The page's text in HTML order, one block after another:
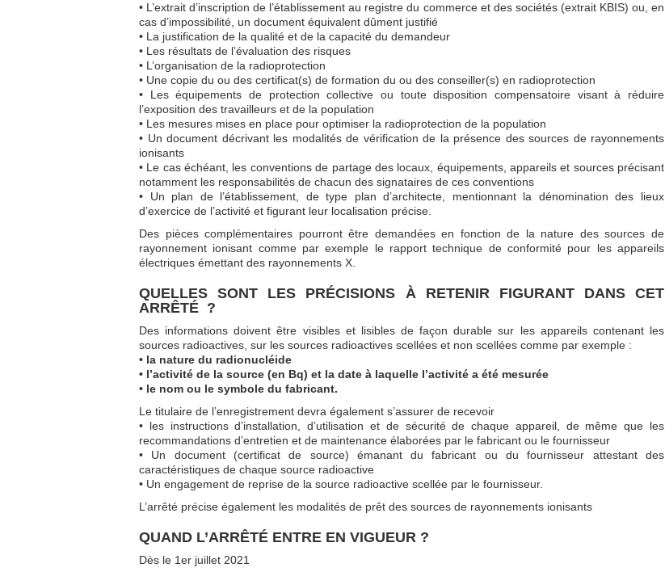
• L’extrait d’inscription de l’établissement au registre du commerce et des sociétés (extrait KBIS) ou, en
cas d’impossibilité, un document équivalent dûment justifié
• La justification de la qualité et de la capacité du demandeur
• Les résultats de l’évaluation des risques
• L’organisation de la radioprotection
• Une copie du ou des certificat(s) de formation du ou des conseiller(s) en radioprotection
• Les équipements de protection collective ou toute disposition compensatoire visant à réduire
l’exposition des travailleurs et de la population
• Les mesures mises en place pour optimiser la radioprotection de la population
• Un document décrivant les modalités de vérification de la présence des sources de rayonnements
ionisants
• Le cas échéant, les conventions de partage des locaux, équipements, appareils et sources précisant
notamment les responsabilités de chacun des signataires de ces conventions
• Un plan de l’établissement, de type plan d’architecte, mentionnant la dénomination des lieux
d’exercice de l’activité et figurant leur localisation précise.
Des pièces complémentaires pourront être demandées en fonction de la nature des sources de
rayonnement ionisant comme par exemple le rapport technique de conformité pour les appareils
électriques émettant des rayonnements X.
QUELLES SONT LES PRÉCISIONS À RETENIR FIGURANT DANS CET
ARRÊTÉ ?
Des informations doivent être visibles et lisibles de façon durable sur les appareils contenant les
sources radioactives, sur les sources radioactives scellées et non scellées comme par exemple :
• la nature du radionucléide
• l’activité de la source (en Bq) et la date à laquelle l’activité a été mesurée
• le nom ou le symbole du fabricant.
Le titulaire de l’enregistrement devra également s’assurer de recevoir
• les instructions d’installation, d’utilisation et de sécurité de chaque appareil, de même que les
recommandations d’entretien et de maintenance élaborées par le fabricant ou le fournisseur
• Un document (certificat de source) émanant du fabricant ou du fournisseur attestant des
caractéristiques de chaque source radioactive
• Un engagement de reprise de la source radioactive scellée par le fournisseur.
L’arrêté précise également les modalités de prêt des sources de rayonnements ionisants
QUAND L’ARRÊTÉ ENTRE EN VIGUEUR ?
Dès le 1er juillet 2021